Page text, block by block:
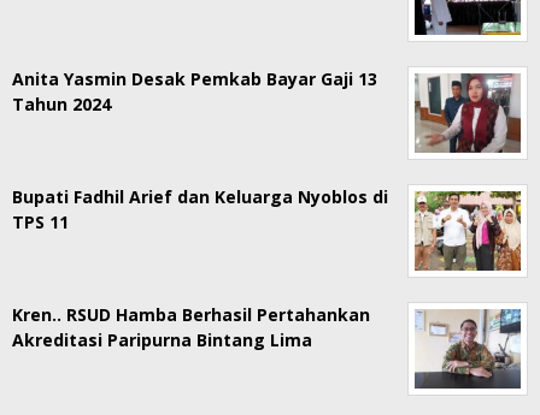
Anita Yasmin Desak Pemkab Bayar Gaji 13
Tahun 2024
Bupati Fadhil Arief dan Keluarga Nyoblos di
TPS 11
Kren.. RSUD Hamba Berhasil Pertahankan
Akreditasi Paripurna Bintang Lima